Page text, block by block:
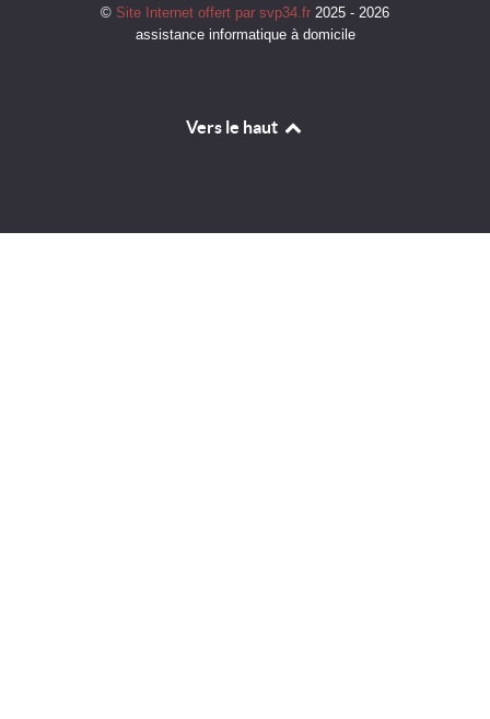
© Site Internet offert par svp34.fr 2025 - 2026
assistance informatique à domicile
Vers le haut